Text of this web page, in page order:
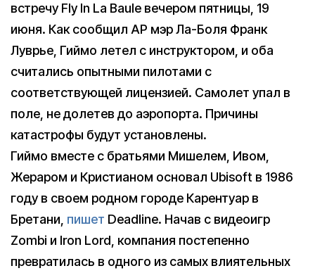
встречу Fly In La Baule вечером пятницы, 19
июня. Как сообщил AP мэр Ла-Боля Франк
Луврье, Гиймо летел с инструктором, и оба
считались опытными пилотами с
соответствующей лицензией. Самолет упал в
поле, не долетев до аэропорта. Причины
катастрофы будут установлены.
Гиймо вместе с братьями Мишелем, Ивом,
Жераром и Кристианом основал Ubisoft в 1986
году в своем родном городе Карентуар в
Бретани, пишет Deadline. Начав с видеоигр
Zombi и Iron Lord, компания постепенно
превратилась в одного из самых влиятельных